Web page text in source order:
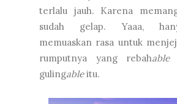
terlalu jauh. Karena
sudah gelap. Yaaa,
memuaskan rasa untuk
rumputnya yang rebahable
gulingableitu.